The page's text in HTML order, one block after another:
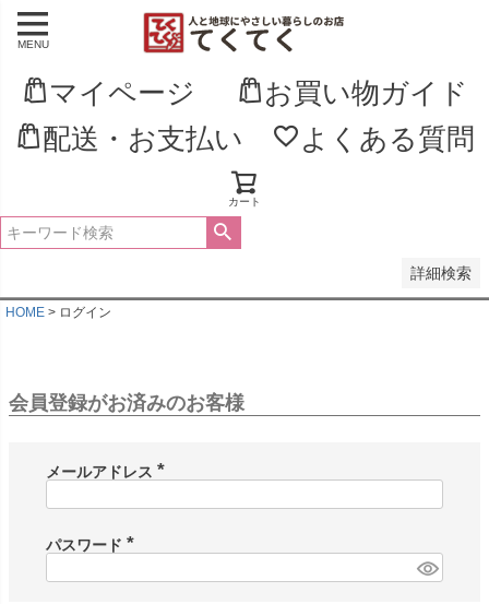
MENU
マイページ
お買い物ガイド
配送・お支払い
よくある質問
カート
詳細検索
新着順
登録順
価格が高い順
優先度順
HOME ログイン
会員登録がお済みのお客様
メールアドレス
パスワード